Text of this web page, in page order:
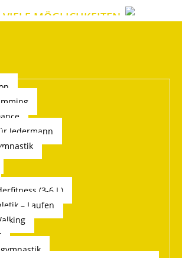
MÖGLICHKEITEN
Jedermann
(3-6 J.)
– Laufen